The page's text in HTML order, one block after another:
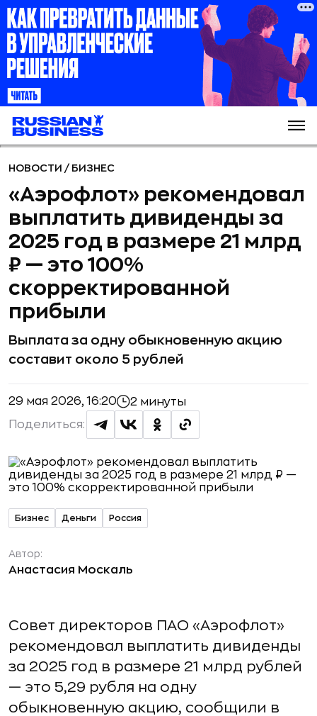
НОВОСТИ / БИЗНЕС
«Аэрофлот» рекомендовал
выплатить дивиденды за
2025 год в размере 21 млрд
₽ — это 100%
скорректированной
прибыли
Выплата за одну обыкновенную акцию
составит около 5 рублей
29 мая 2026, 16:20 2 минуты
Поделиться:
Бизнес Деньги Россия
Автор:
Анастасия Москаль
Совет директоров ПАО «Аэрофлот»
рекомендовал выплатить дивиденды
за 2025 год в размере 21 млрд рублей
— это 5,29 рубля на одну
обыкновенную акцию, сообщили в